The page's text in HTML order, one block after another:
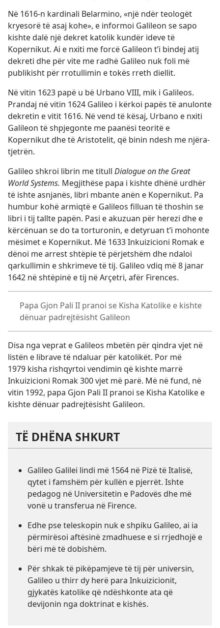
Në 1616-n kardinali Belarmino, «një ndër teologët
kryesorë të asaj kohe», e informoi Galileon se sapo
kishte dalë një dekret katolik kundër ideve të
Kopernikut. Ai e nxiti me forcë Galileon t’i bindej atij
dekreti dhe për vite me radhë Galileo nuk foli më
publikisht për rrotullimin e tokës rreth diellit.
Në vitin 1623 papë u bë Urbano VIII, mik i Galileos.
Prandaj në vitin 1624 Galileo i kërkoi papës të anulonte
dekretin e vitit 1616. Në vend të kësaj, Urbano e nxiti
Galileon të shpjegonte me paanësi teoritë e
Kopernikut dhe të Aristotelit, që binin ndesh me njëra-
tjetrën.
Galileo shkroi librin me titull Dialogue on the Great
World Systems. Megjithëse papa i kishte dhënë urdhër
të ishte asnjanës, libri mbante anën e Kopernikut. Pa
humbur kohë armiqtë e Galileos filluan të thoshin se
libri i tij tallte papën. Pasi e akuzuan për herezi dhe e
kërcënuan se do ta torturonin, e detyruan t’i mohonte
mësimet e Kopernikut. Më 1633 Inkuizicioni Romak e
dënoi me arrest shtëpie të përjetshëm dhe ndaloi
qarkullimin e shkrimeve të tij. Galileo vdiq më 8 janar
1642 në shtëpinë e tij në Arçetri, afër Firences.
Papa Gjon Pali II pranoi se Kisha Katolike e kishte
dënuar padrejtësisht Galileon
Disa nga veprat e Galileos mbetën për qindra vjet në
listën e librave të ndaluar për katolikët. Por më
1979 kisha rishqyrtoi vendimin që kishte marrë
Inkuizicioni Romak 300 vjet më parë. Më në fund, në
vitin 1992, papa Gjon Pali II pranoi se Kisha Katolike e
kishte dënuar padrejtësisht Galileon.
TË DHËNA SHKURT
Galileo Galilei lindi më 1564 në Pizë të Italisë,
qytet i famshëm për kullën e pjerrët. Ishte
pedagog në Universitetin e Padovës dhe më
vonë u transferua në Firence.
Edhe pse teleskopin nuk e shpiku Galileo, ai ia
përmirësoi aftësinë zmadhuese e si rrjedhojë e
bëri më të dobishëm.
Për shkak të pikëpamjeve të tij për universin,
Galileo u thirr dy herë para Inkuizicionit,
gjykatës katolike që ndëshkonte ata që
devijonin nga doktrinat e kishës.